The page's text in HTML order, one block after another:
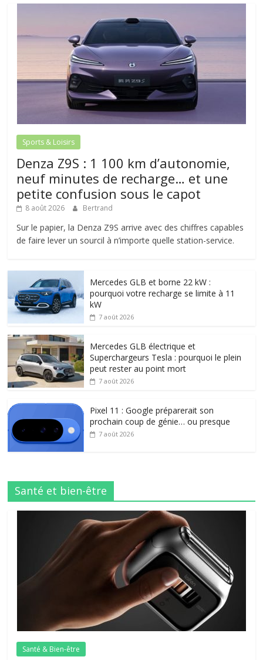
Sports & Loisirs
Denza Z9S : 1 100 km d’autonomie,
neuf minutes de recharge… et une
petite confusion sous le capot
8 août 2026 Bertrand
Sur le papier, la Denza Z9S arrive avec des chiffres capables
de faire lever un sourcil à n’importe quelle station-service.
Mercedes GLB et borne 22 kW :
pourquoi votre recharge se limite à 11
kW
7 août 2026
Mercedes GLB électrique et
Superchargeurs Tesla : pourquoi le plein
peut rester au point mort
7 août 2026
Pixel 11 : Google préparerait son
prochain coup de génie… ou presque
7 août 2026
Santé et bien-être
Santé & Bien-être